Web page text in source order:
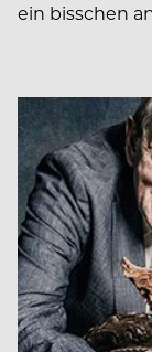
ein bisschen